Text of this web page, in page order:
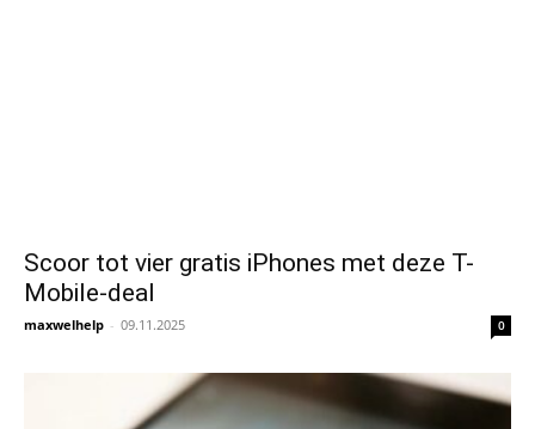
Scoor tot vier gratis iPhones met deze T-
Mobile-deal
maxwelhelp - 09.11.2025 0